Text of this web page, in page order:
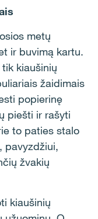
metų
ir buvimą kartu.
kiaušinių
žaidimais
popierinę
piešti ir rašyti
to paties stalo
pavyzdžiui,
žvakių
kiaušinių